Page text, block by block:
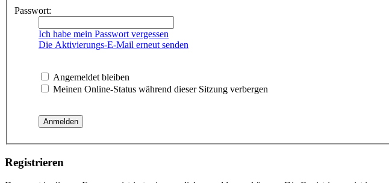
Passwort:
Ich habe mein Passwort vergessen
Die Aktivierungs-E-Mail erneut senden
Angemeldet bleiben
Meinen Online-Status während dieser Sitzung verbergen
Registrieren